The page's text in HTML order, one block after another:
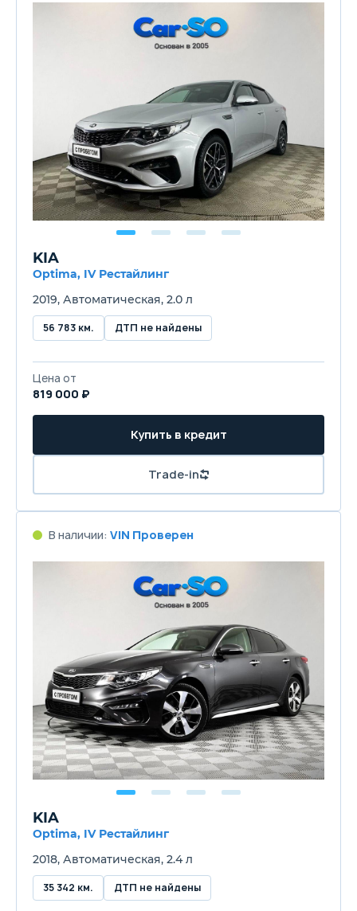
KIA
Optima, IV Рестайлинг
2019, Автоматическая, 2.0 л
56 783 км. ДТП не найдены
Цена от
819 000 ₽
Купить в кредит
Trade-in
В наличии: VIN Проверен
KIA
Optima, IV Рестайлинг
2018, Автоматическая, 2.4 л
35 342 км. ДТП не найдены